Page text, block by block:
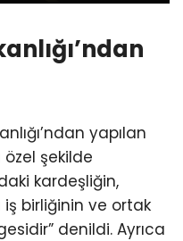
yapılan
şekilde
kardeşliğin,
iş birliğinin ve ortak
denildi. Ayrıca